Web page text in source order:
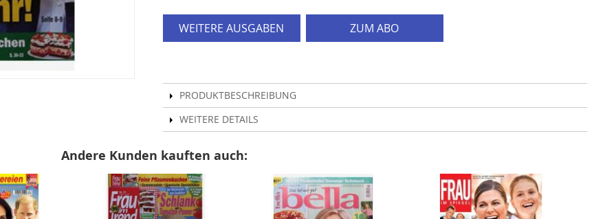
WEITERE AUSGABEN ZUM ABO
PRODUKTBESCHREIBUNG
WEITERE DETAILS
Andere Kunden kauften auch: